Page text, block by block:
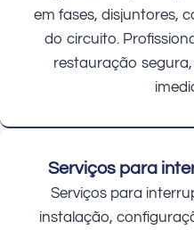
em fases, disjuntores,
do circuito.
restauração
Serviços para
Serviços para
instalação,